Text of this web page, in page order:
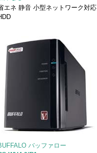
エネ 静音 小型ネットワーク対応
バッファロー